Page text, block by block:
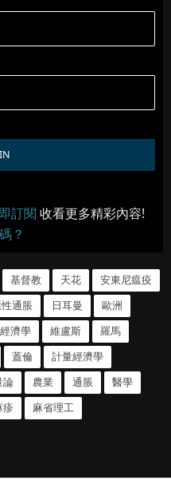
訂閱 收看更多精彩內容!
？
基督教 天花
安東尼瘟疫
通脹 日耳曼
歐洲
經濟學 維盧斯
羅馬
蓋倫
計量經濟學
論 農業 通脹
醫學
疹 麻省理工